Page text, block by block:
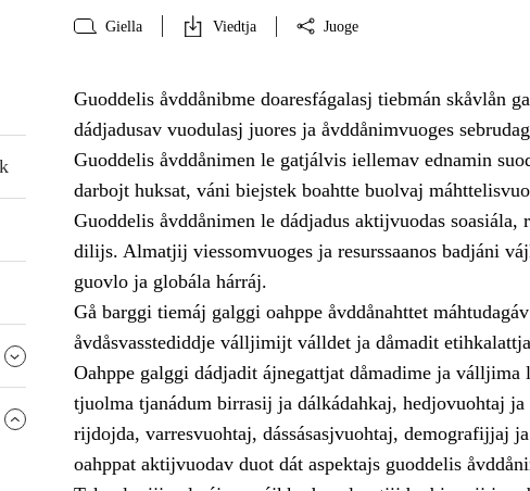
Giella Viedtja Juoge
Guoddelis åvddånibme doaresfágalasj tiebmán skåvlån
dádjadusav vuodulasj juores ja åvddånimvuoges
Guoddelis åvddånimen le gatjálvis iellemav ednamin
darbojt huksat, váni biejstek boahtte buolvaj
Guoddelis åvddånimen le dádjadus aktijvuodas soasiála,
dilijs. Almatjij viessomvuoges ja resurssaanos badjáni
guovlo ja globála hárráj.
Gå barggi tiemáj galggi oahppe åvddånahttet
åvdåsvasstediddje válljimijt válldet ja dåmadit
Oahppe galggi dádjadit ájnegattjat dåmadime ja
tjuolma tjanádum birrasij ja dálkádahkaj, hedjovuohtaj ja
rijdojda, varresvuohtaj, dássásasjvuohtaj, demografijjaj
oahppat aktijvuodav duot dát aspektajs guoddelis